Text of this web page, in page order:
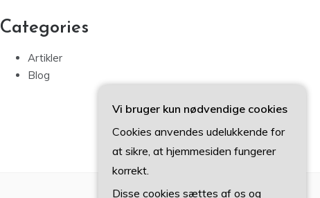
Categories
Artikler
Blog
Vi bruger kun nødvendige cookies
Cookies anvendes udelukkende for
at sikre, at hjemmesiden fungerer
korrekt.
Disse cookies sættes af os og